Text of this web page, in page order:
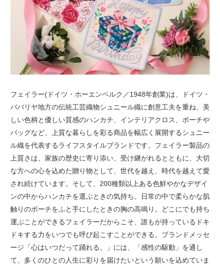
フェイラー(ドイツ・ホーエンベルク／1948年創業)は、ドイツ・
ババリヤ地方の伝統工芸織物シュニール織に創意工夫を重ね、美
しい色柄と優しい質感のハンカチ、インテリアクロス、ポーチや
バッグなど、上質な暮らしを彩る商品を幅広く展開するシュニー
ル織を代表するライフスタイルブランドです。フェイラー製品の
上質さは、家族の歴史に寄り添い、受け継がれるとともに、大切
な方への心を込めた贈り物として、世代を越え、時代を越えて愛
され続けています。そして、200種類以上ある色鮮やかなデザイ
ンの中からハンカチを選ぶときの気持ち。日常の中で柔らかな肌
触りのポーチをふと手にしたときの胸の高鳴り。どこにでも持ち
運ぶことができるフェイラーだからこそ、誰もが持っているドキ
ドキする力をいつでも呼び起こすことができる。ブランドメッセ
ージ「心はいつだって踊れる。」には、「感性の駆動」を通し
て、多くのひとの人生に彩りを届けたいという願いを込めていま